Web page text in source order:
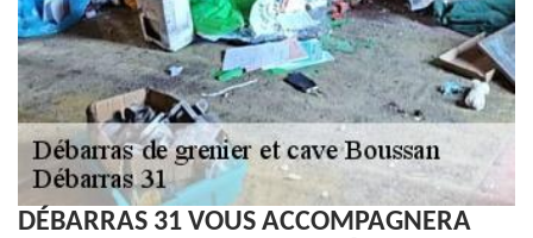
DÉBARRAS 31 VOUS ACCOMPAGNERA